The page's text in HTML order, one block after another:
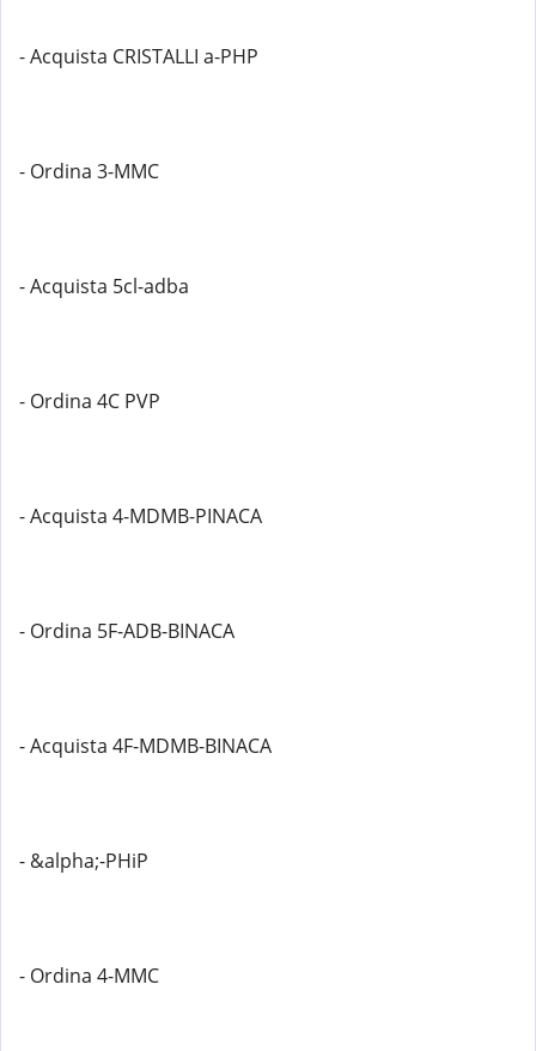
- Acquista CRISTALLI a-PHP
- Ordina 3-MMC
- Acquista 5cl-adba
- Ordina 4C PVP
- Acquista 4-MDMB-PINACA
- Ordina 5F-ADB-BINACA
- Acquista 4F-MDMB-BINACA
- &alpha;-PHiP
- Ordina 4-MMC